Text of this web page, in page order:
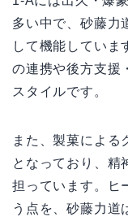
多い中で、砂藤力
して機能していま
の連携や後方支援
スタイルです。
また、製菓による
となっており、精
担っています。ヒ
う点を、砂藤力道